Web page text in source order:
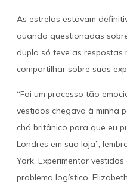
As estrelas estavam
quando questionadas
dupla só teve as respostas
compartilhar sobre suas
“Foi um processo tão
vestidos chegava à minha
chá britânico para que eu
Londres em sua loja”,
York. Experimentar
problema logístico,